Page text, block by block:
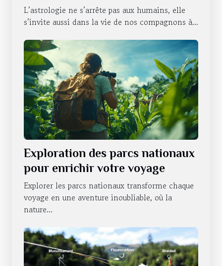
caractère de nos animaux
domestiques
L’astrologie ne s’arrête pas aux humains, elle
s’invite aussi dans la vie de nos compagnons à...
Exploration des parcs nationaux
pour enrichir votre voyage
Explorer les parcs nationaux transforme chaque
voyage en une aventure inoubliable, où la
nature...